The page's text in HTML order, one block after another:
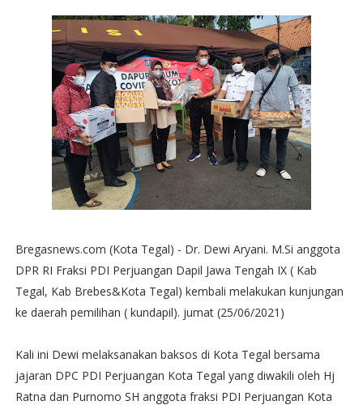
Bregasnews.com (Kota Tegal) - Dr. Dewi Aryani. M.Si anggota
DPR RI Fraksi PDI Perjuangan Dapil Jawa Tengah IX ( Kab
Tegal, Kab Brebes&Kota Tegal) kembali melakukan kunjungan
ke daerah pemilihan ( kundapil). jumat (25/06/2021)
Kali ini Dewi melaksanakan baksos di Kota Tegal bersama
jajaran DPC PDI Perjuangan Kota Tegal yang diwakili oleh Hj
Ratna dan Purnomo SH anggota fraksi PDI Perjuangan Kota